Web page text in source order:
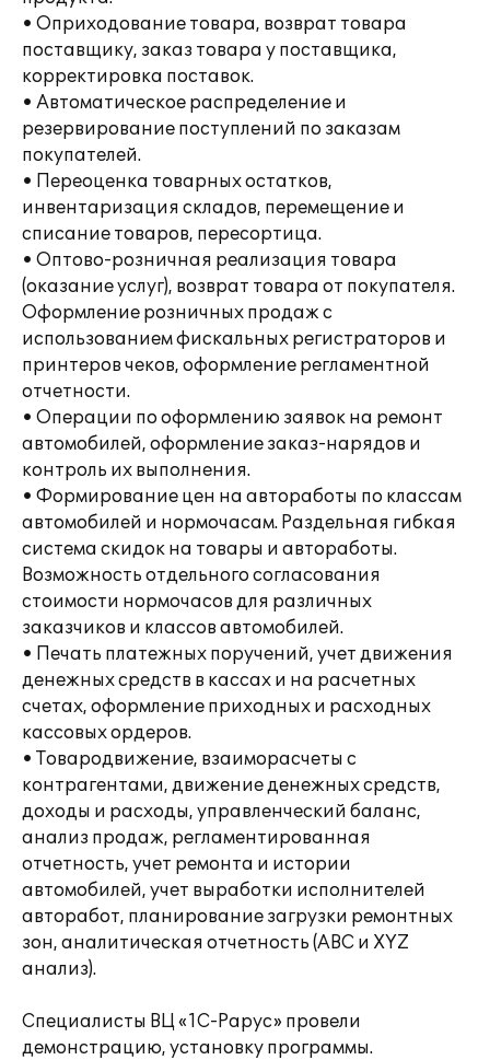
• Оприходование товара, возврат товара
поставщику, заказ товара у поставщика,
корректировка поставок.
• Автоматическое распределение и
резервирование поступлений по заказам
покупателей.
• Переоценка товарных остатков,
инвентаризация складов, перемещение и
списание товаров, пересортица.
• Оптово-розничная реализация товара
(оказание услуг), возврат товара от покупателя.
Оформление розничных продаж с
использованием фискальных регистраторов и
принтеров чеков, оформление регламентной
отчетности.
• Операции по оформлению заявок на ремонт
автомобилей, оформление заказ-нарядов и
контроль их выполнения.
• Формирование цен на автоработы по классам
автомобилей и нормочасам. Раздельная гибкая
система скидок на товары и автоработы.
Возможность отдельного согласования
стоимости нормочасов для различных
заказчиков и классов автомобилей.
• Печать платежных поручений, учет движения
денежных средств в кассах и на расчетных
счетах, оформление приходных и расходных
кассовых ордеров.
• Товародвижение, взаиморасчеты с
контрагентами, движение денежных средств,
доходы и расходы, управленческий баланс,
анализ продаж, регламентированная
отчетность, учет ремонта и истории
автомобилей, учет выработки исполнителей
авторабот, планирование загрузки ремонтных
зон, аналитическая отчетность (ABC и XYZ
анализ).
Специалисты ВЦ «1С-Рарус» провели
демонстрацию, установку программы.